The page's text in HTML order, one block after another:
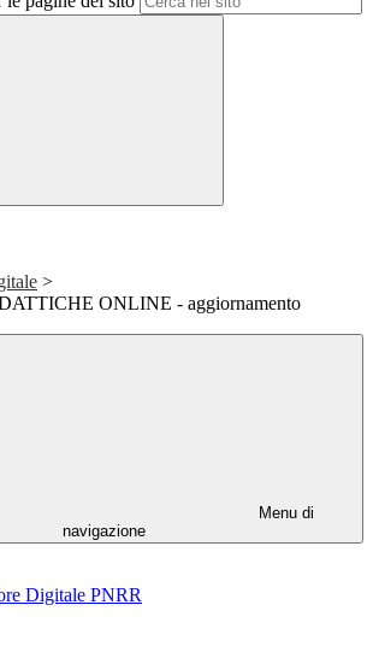
>
ONLINE - aggiornamento
Menu di
navigazione
Digitale PNRR